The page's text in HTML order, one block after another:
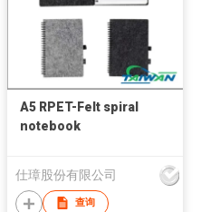
A5 RPET-Felt spiral
notebook
仕璋股份有限公司
查询